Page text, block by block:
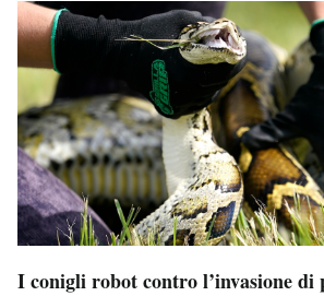
I conigli robot contro l’invasione